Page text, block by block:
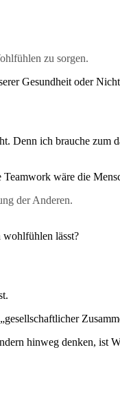
zu sorgen.
Gesundheit oder
Denn ich brauche
wäre die
der Anderen.
lässt?
hinweg denken, ist